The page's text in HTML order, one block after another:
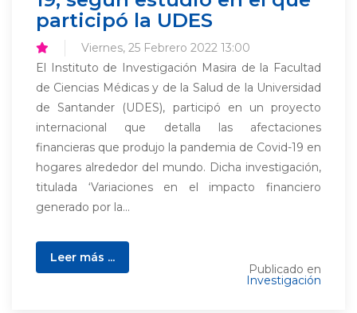
participó la UDES
Viernes, 25 Febrero 2022 13:00
El Instituto de Investigación Masira de la Facultad
de Ciencias Médicas y de la Salud de la Universidad
de Santander (UDES), participó en un proyecto
internacional que detalla las afectaciones
financieras que produjo la pandemia de Covid-19 en
hogares alrededor del mundo. Dicha investigación,
titulada ‘Variaciones en el impacto financiero
generado por la...
Leer más ...
Publicado en
Investigación